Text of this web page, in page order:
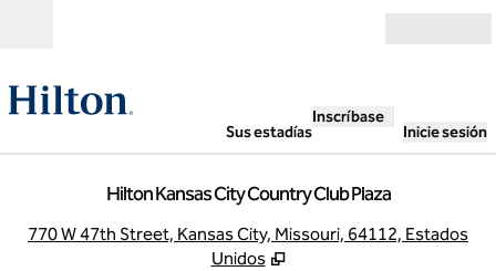
Sus estadías
Inscríbase
Inicie sesión
Hilton Kansas City Country Club Plaza
770 W 47th Street, Kansas City, Missouri, 64112, Estados
Unidos